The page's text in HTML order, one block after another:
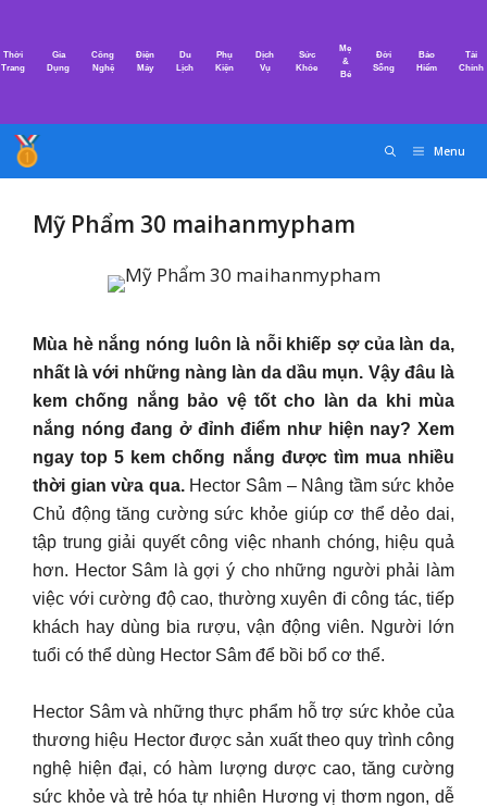
nội
Thời
Trang
Gia
Dụng
Công
Nghệ
Điện
Máy
Du
Lịch
Phụ
Kiện
Dịch
Vụ
Sức
Khỏe
Mẹ
&
Bé
Đời
Sống
Bảo
Hiểm
Tài
Chính
Menu
Mỹ Phẩm 30 maihanmypham
Mùa hè nắng nóng luôn là nỗi khiếp sợ của làn da,
nhất là với những nàng làn da dầu mụn. Vậy đâu là
kem chống nắng bảo vệ tốt cho làn da khi mùa
nắng nóng đang ở đỉnh điểm như hiện nay? Xem
ngay top 5 kem chống nắng được tìm mua nhiều
thời gian vừa qua.Hector Sâm – Nâng tầm sức khỏe
Chủ động tăng cường sức khỏe giúp cơ thể dẻo dai,
tập trung giải quyết công việc nhanh chóng, hiệu quả
hơn. Hector Sâm là gợi ý cho những người phải làm
việc với cường độ cao, thường xuyên đi công tác, tiếp
khách hay dùng bia rượu, vận động viên. Người lớn
tuổi có thể dùng Hector Sâm để bồi bổ cơ thể.
Hector Sâm và những thực phẩm hỗ trợ sức khỏe của
thương hiệu Hector được sản xuất theo quy trình công
nghệ hiện đại, có hàm lượng dược cao, tăng cường
sức khỏe và trẻ hóa tự nhiên Hương vị thơm ngon, dễ